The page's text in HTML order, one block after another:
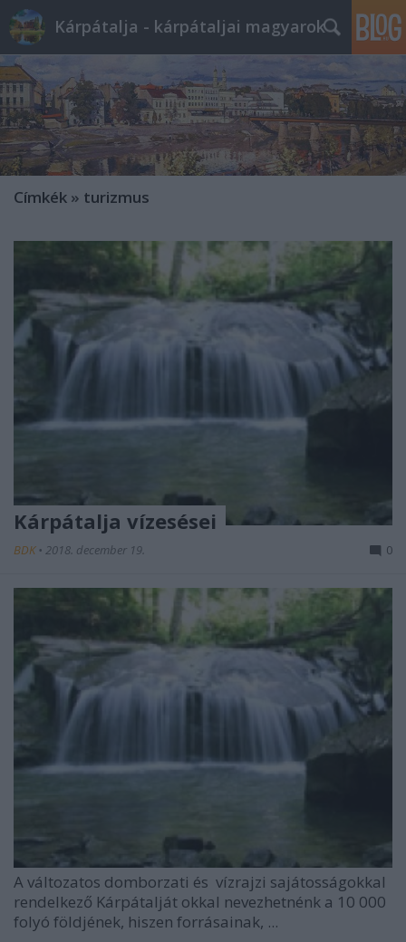
Kárpátalja - kárpátaljai magyarok
Címkék » turizmus
Kárpátalja vízesései
BDK • 2018. december 19. 0
A változatos domborzati és vízrajzi sajátosságokkal
rendelkező Kárpátalját okkal nevezhetnénk a 10 000
folyó földjének, hiszen forrásainak, ...